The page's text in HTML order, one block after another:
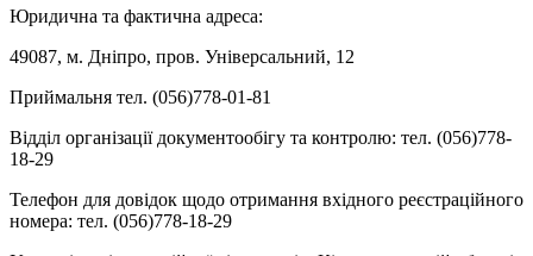
Юридична та фактична адреса:
49087, м. Дніпро, пров. Універсальний, 12
Приймальня тел. (056)778-01-81
Відділ організації документообігу та контролю: тел. (056)778-
18-29
Телефон для довідок щодо отримання вхідного реєстраційного
номера: тел. (056)778-18-29